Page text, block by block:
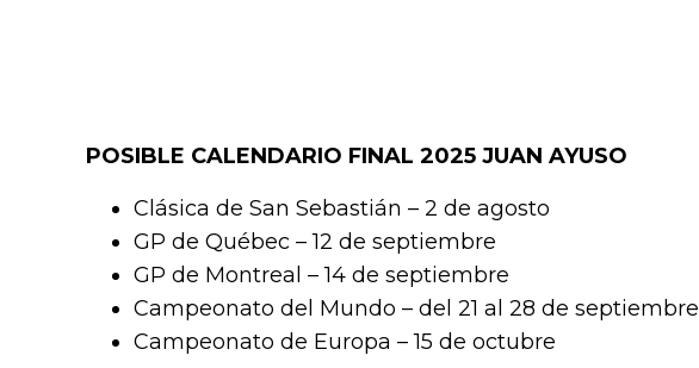
POSIBLE CALENDARIO FINAL 2025 JUAN AYUSO
Clásica de San Sebastián – 2 de agosto
GP de Québec – 12 de septiembre
GP de Montreal – 14 de septiembre
Campeonato del Mundo – del 21 al 28 de septiembre
Campeonato de Europa – 15 de octubre